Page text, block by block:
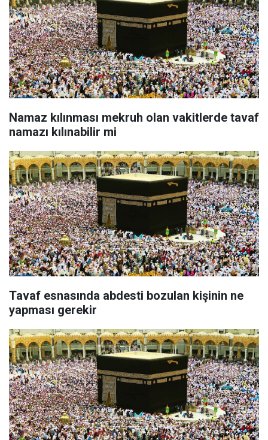
Namaz kılınması mekruh olan vakitlerde tavaf
namazı kılınabilir mi
Tavaf esnasında abdesti bozulan kişinin ne
yapması gerekir